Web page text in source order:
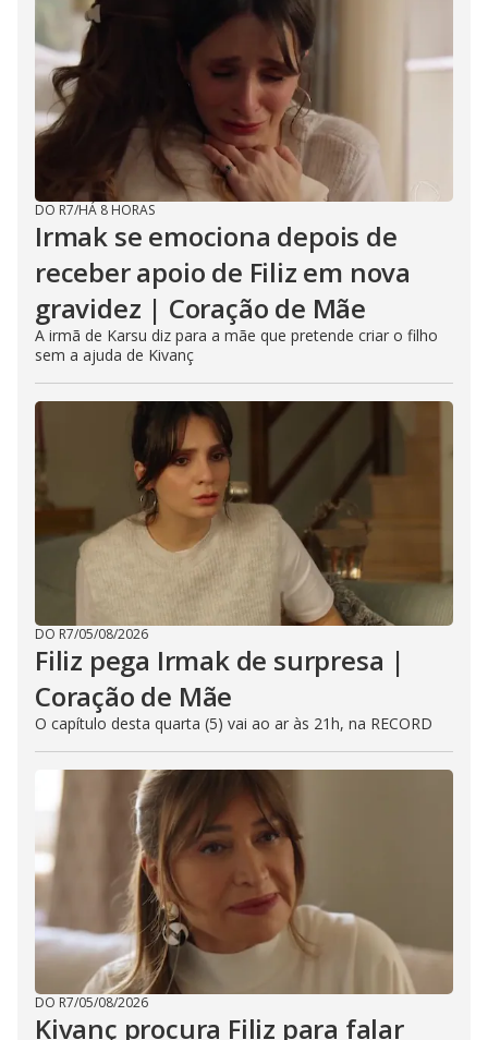
DO R7/HÁ 8 HORAS
Irmak se emociona depois de
receber apoio de Filiz em nova
gravidez | Coração de Mãe
A irmã de Karsu diz para a mãe que pretende criar o filho
sem a ajuda de Kivanç
DO R7/05/08/2026
Filiz pega Irmak de surpresa |
Coração de Mãe
O capítulo desta quarta (5) vai ao ar às 21h, na RECORD
DO R7/05/08/2026
Kivanç procura Filiz para falar